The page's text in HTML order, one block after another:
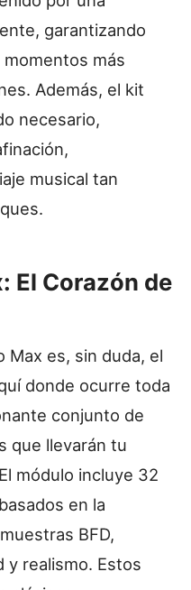
garantizando
más
Además, el kit
necesario,
musical tan
El Corazón de
Max es, sin duda, el
donde ocurre toda
conjunto de
que llevarán tu
módulo incluye 32
en la
BFD,
y realismo. Estos